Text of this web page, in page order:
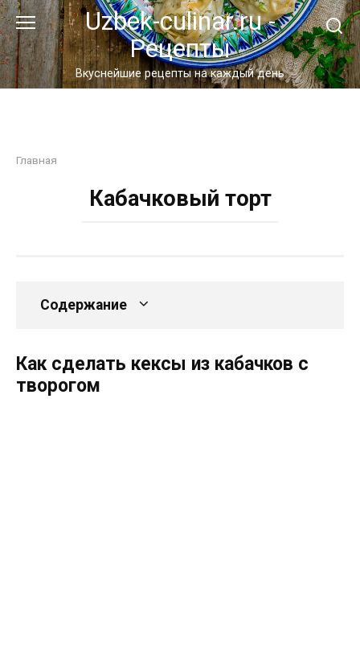
Перейти
к
контенту
Uzbek-culinar.ru -
Рецепты
Вкуснейшие рецепты на каждый день
Главная
Кабачковый торт
Содержание
Как сделать кексы из кабачков с
творогом